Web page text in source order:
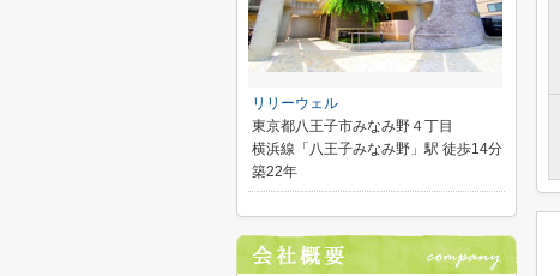
リリーウェル
東京都八王子市みなみ野４丁目
横浜線「八王子みなみ野」駅 徒歩14分
築22年